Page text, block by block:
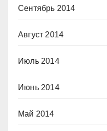
Сентябрь 2014
Август 2014
Июль 2014
Июнь 2014
Май 2014